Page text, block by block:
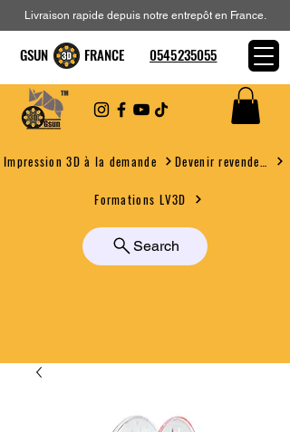
Impression 3D à la demande
Formations LV3D
Search
Livraison rapide depuis notre entrepôt en France.
GSUN FRANCE 0545235055